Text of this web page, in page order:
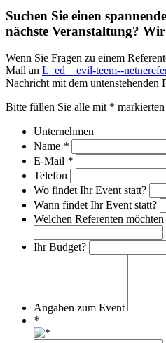
Suchen Sie einen
nächste Veranstaltung?
Wenn Sie Fragen zu einem
Mail an L_ed__evil-teem--
Nachricht mit dem untenstehenden
Bitte füllen Sie alle mit * markierten
Unternehmen
Name *
E-Mail *
Telefon
Wo findet Ihr Event statt?
Wann findet Ihr Event statt?
Welchen Referenten
Ihr Budget?
Angaben zum Event
*